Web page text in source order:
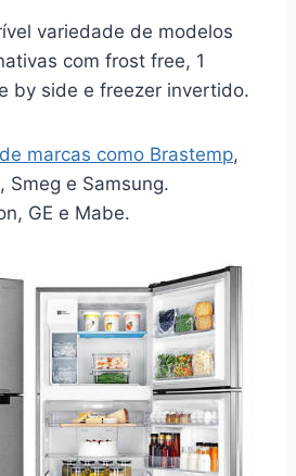
variedade de modelos
com frost free, 1
by side e freezer invertido.
marcas como Brastemp,
Smeg e Samsung.
GE e Mabe.